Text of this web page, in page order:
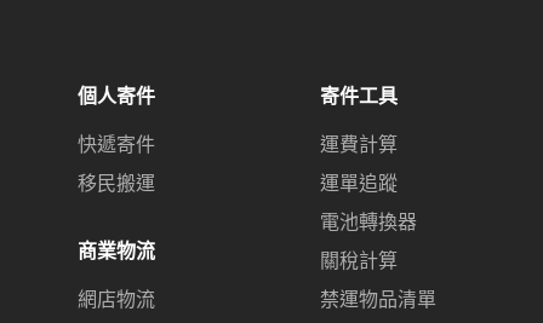
個人寄件
快遞寄件
移民搬運
商業物流
網店物流
寄件工具
運費計算
運單追蹤
電池轉換器
關稅計算
禁運物品清單